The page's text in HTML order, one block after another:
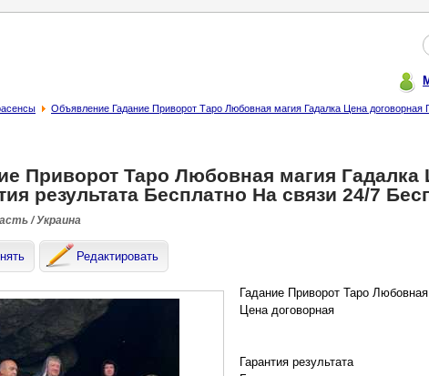
Объявление Гадание Приворот Таро Любовная магия Гадалка Цена договорная
Приворот Таро Любовная магия Гадалка
результата Бесплатно На связи 24/7
/ Украина
Редактировать
Гадание Приворот Таро
Цена договорная
Гарантия результата